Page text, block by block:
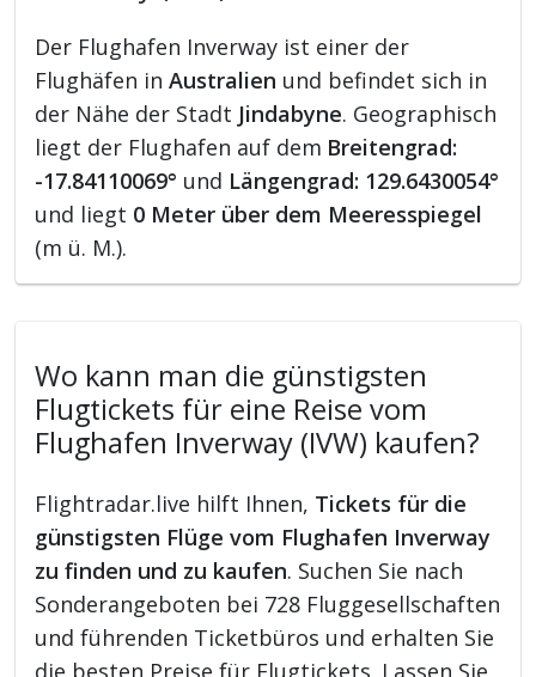
Der Flughafen Inverway ist einer der
Flughäfen inAustralien und befindet sich in
der Nähe der Stadt Jindabyne. Geographisch
liegt der Flughafen auf dem Breitengrad:
-17.84110069° und Längengrad: 129.6430054°
und liegt 0 Meter über dem Meeresspiegel
(m ü. M.).
Wo kann man die günstigsten
Flugtickets für eine Reise vom
Flughafen Inverway (IVW) kaufen?
Flightradar.live hilft Ihnen, Tickets für die
günstigsten Flüge vom Flughafen Inverway
zu finden und zu kaufen. Suchen Sie nach
Sonderangeboten bei 728 Fluggesellschaften
und führenden Ticketbüros und erhalten Sie